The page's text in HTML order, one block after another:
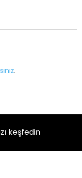
.
keşfedin